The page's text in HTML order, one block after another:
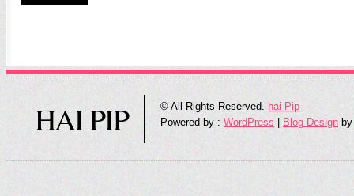
HAI PIP © All Rights Reserved. hai Pip
Powered by : WordPress Blog Design